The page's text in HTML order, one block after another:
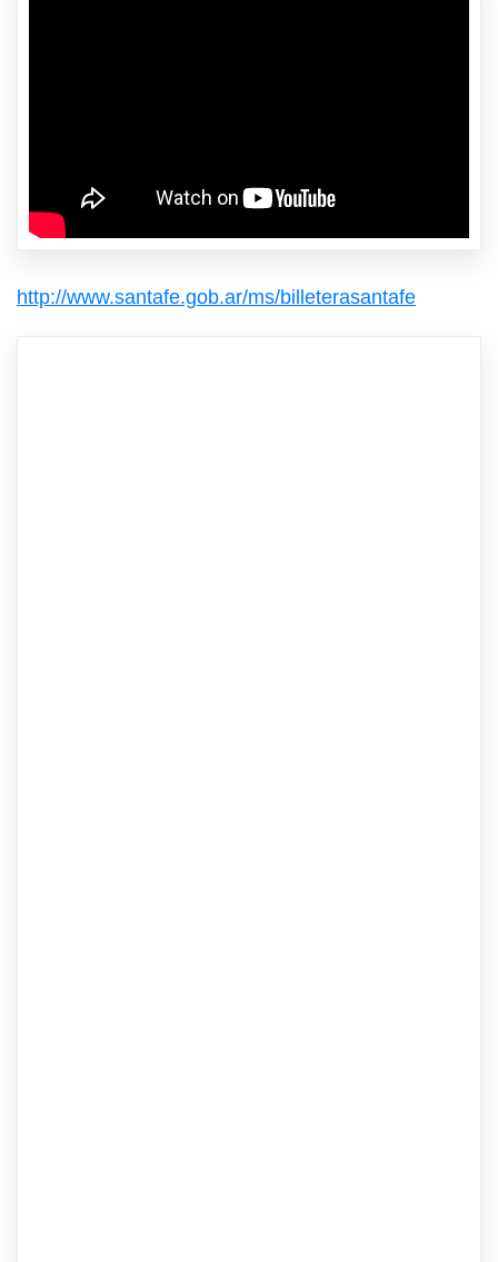
http://www.santafe.gob.ar/ms/billeterasantafe